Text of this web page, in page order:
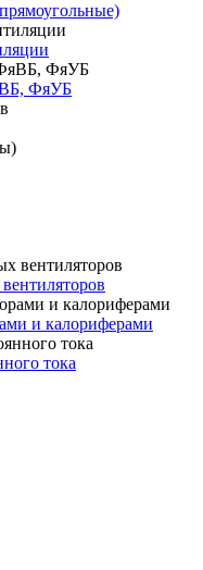
ФяУБ
и калориферами
тока